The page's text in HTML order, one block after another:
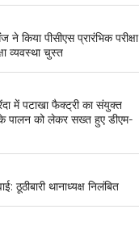
ने किया पीसीएस प्रारंभिक परीक्षा
व्यवस्था चुस्त
में पटाखा फैक्ट्री का संयुक्त
के पालन को लेकर सख्त हुए डीएम-
ठूठीबारी थानाध्यक्ष निलंबित